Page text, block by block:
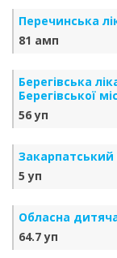
Перечинська
81 амп
Берегівська
Берегівської
56 уп
5 уп
Обласна
64.7 уп